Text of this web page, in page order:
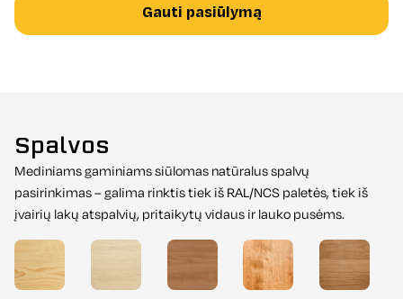
Gauti pasiūlymą
Spalvos
Mediniams gaminiams siūlomas natūralus spalvų
pasirinkimas – galima rinktis tiek iš RAL/NCS paletės, tiek iš
įvairių lakų atspalvių, pritaikytų vidaus ir lauko pusėms.